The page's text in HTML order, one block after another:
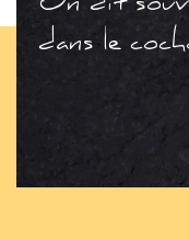
On dit
dans le